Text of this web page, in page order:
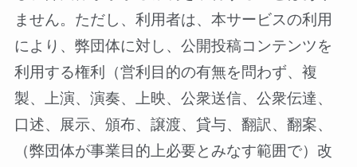
ません。ただし、利用者は、本サービスの利用
により、弊団体に対し、公開投稿コンテンツを
利用する権利（営利目的の有無を問わず、複
製、上演、演奏、上映、公衆送信、公衆伝達、
口述、展示、頒布、譲渡、貸与、翻訳、翻案、
（弊団体が事業目的上必要とみなす範囲で）改